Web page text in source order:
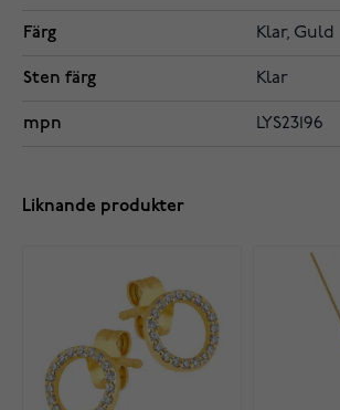
Färg Klar, Guld
Sten färg Klar
mpn LYS23196
Liknande produkter